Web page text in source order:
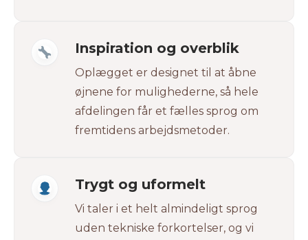
Inspiration og overblik
Oplægget er designet til at åbne
øjnene for mulighederne, så hele
afdelingen får et fælles sprog om
fremtidens arbejdsmetoder.
Trygt og uformelt
Vi taler i et helt almindeligt sprog
uden tekniske forkortelser, og vi